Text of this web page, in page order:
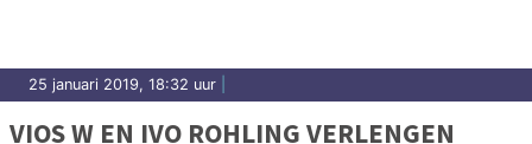
25 januari 2019, 18:32 uur
VIOS W EN IVO ROHLING VERLENGEN